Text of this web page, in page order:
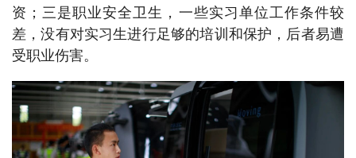
资；三是职业安全卫生，一些实习单位工作条件较
差，没有对实习生进行足够的培训和保护，后者易遭
受职业伤害。